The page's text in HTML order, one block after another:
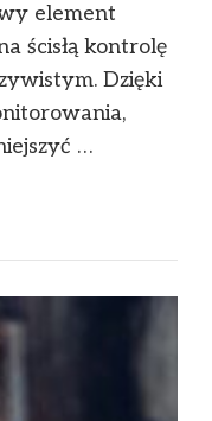
element
ścisłą kontrolę
Dzięki
…